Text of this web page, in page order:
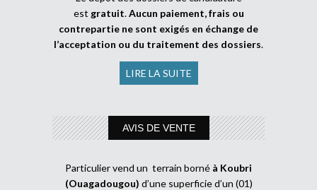
est gratuit.Aucun paiement, frais ou
contrepartie ne sont exigés en échange de
l’acceptation ou du traitement des dossiers.
LIRE LA SUITE
AVIS DE VENTE
Particulier vend un terrain borné à Koubri
(Ouagadougou) d’une superficie d’un (01)